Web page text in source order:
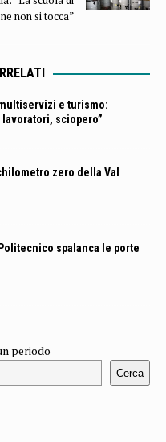
non si tocca”
e turismo:
sciopero”
zero della Val
spalanca le porte
periodo
Cerca